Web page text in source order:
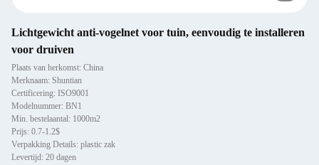
Lichtgewicht anti-vogelnet voor tuin, eenvoudig te installeren
voor druiven
Plaats van herkomst: China
Merknaam: Shuntian
Certificering: ISO9001
Modelnummer: BN1
Min. bestelaantal: 1000m2
Prijs: 0.7-1.2$
Verpakking Details: plastic zak
Levertijd: 20 dagen